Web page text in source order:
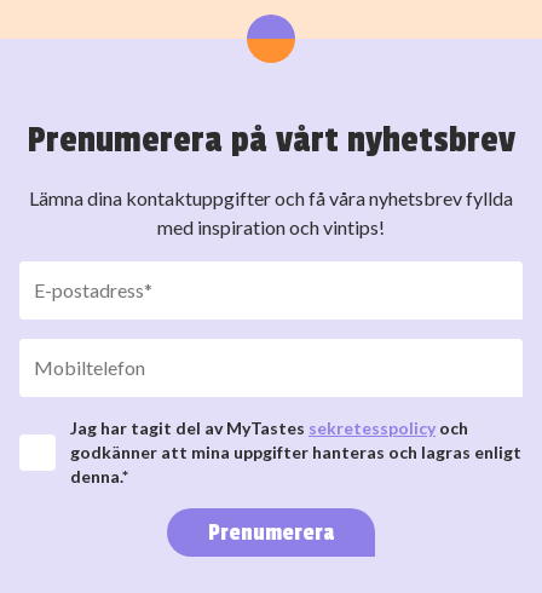
Prenumerera på vårt nyhetsbrev
Lämna dina kontaktuppgifter och få våra nyhetsbrev fyllda
med inspiration och vintips!
Jag har tagit del av MyTastes sekretesspolicy och
godkänner att mina uppgifter hanteras och lagras enligt
denna.*
Prenumerera